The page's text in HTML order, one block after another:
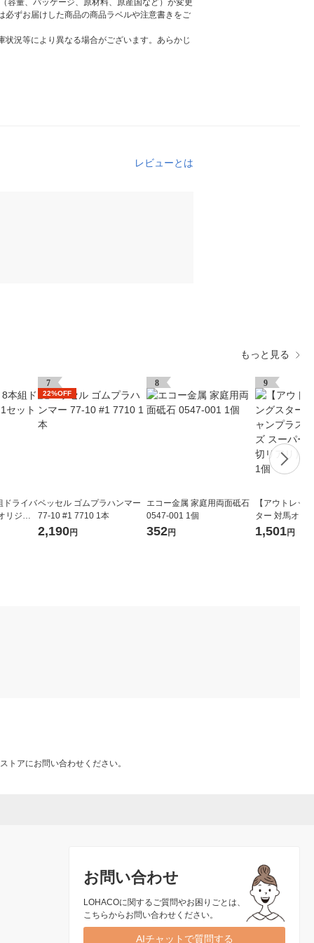
容量、パッケージ、原材料、原産国など）が変更
ずお届けした商品の商品ラベルや注意書きをご
況等により異なる場合がございます。あらかじ
レビューとは
もっと見る
ドライバ
リジナ
7
22%OFF
ベッセル ゴムプラハンマー
77‐10 #1 7710 1本
2,190円
8
エコー金属 家庭用両面砥石
0547-001 1個
352円
9
【アウトレッ
ター 対馬オー
チックシリー
1,501円
トアにお問い合わせください。
お問い合わせ
LOHACOに関するご質問やお困りごとは、
こちらからお問い合わせください。
AIチャットで質問する